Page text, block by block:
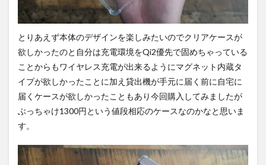
とりあえず本体のデザインを楽しみたいのでクリアケースが
欲しかったのと自分は充電環境をQi2優先で固めちゃっている
ことからもワイヤレス充電が出来るようにマグネット内蔵タ
イプが欲しかったことに加え貸出機が手元に届く前に自宅に
届くケースが欲しかったこともあり今回購入してみましたが
ぶっちゃけ1300円という値段相応のケースなのかなと思いま
す。